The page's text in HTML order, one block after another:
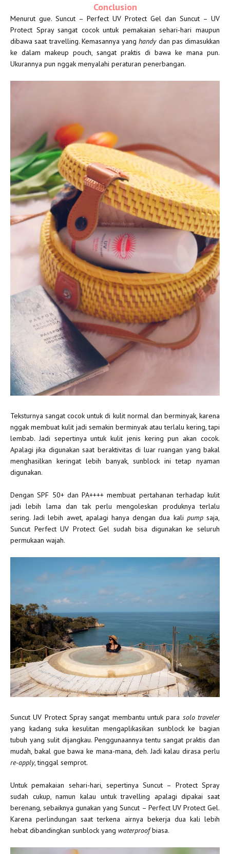
Conclusion
Menurut gue. Suncut – Perfect UV Protect Gel dan Suncut – UV
Protect Spray sangat cocok untuk pemakaian sehari-hari maupun
dibawa saat travelling. Kemasannya yanghandydan pas dimasukkan
ke dalam makeup pouch, sangat praktis di bawa ke mana pun.
Ukurannya pun nggak menyalahi peraturan penerbangan.
Teksturnya sangat cocok untuk di kulit normal dan berminyak, karena
nggak membuat kulit jadi semakin berminyak atau terlalu kering, tapi
lembab. Jadi sepertinya untuk kulit jenis kering pun akan cocok.
Apalagi jika digunakan saat beraktivitas di luar ruangan yang bakal
menghasilkan keringat lebih banyak, sunblock ini tetap nyaman
digunakan.
Dengan SPF 50+ dan PA++++ membuat pertahanan terhadap kulit
jadi lebih lama dan tak perlu mengoleskan produknya terlalu
sering. Jadi lebih awet, apalagi hanya dengan dua kali pumpsaja,
Suncut Perfect UV Protect Gel sudah bisa digunakan ke seluruh
permukaan wajah.
Suncut UV Protect Spray sangat membantu untuk para solo traveler
yang kadang suka kesulitan mengaplikasikan sunblock ke bagian
tubuh yang sulit dijangkau. Penggunaannya tentu sangat praktis dan
mudah, bakal gue bawa ke mana-mana, deh. Jadi kalau dirasa perlu
re-apply, tinggal semprot.
Untuk pemakaian sehari-hari, sepertinya Suncut – Protect Spray
sudah cukup, namun kalau untuk travelling apalagi dipakai saat
berenang, sebaiknya gunakan yang Suncut – Perfect UV Protect Gel.
Karena perlindungan saat terkena airnya bekerja dua kali lebih
hebat dibandingkan sunblock yang waterproofbiasa.